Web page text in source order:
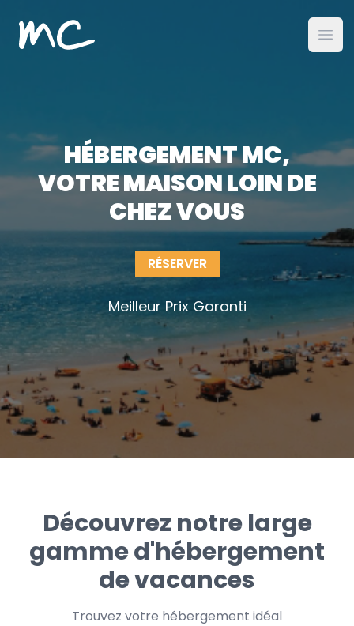
MC Alojamientos
HÉBERGEMENT MC,
VOTRE MAISON LOIN DE
CHEZ VOUS
RÉSERVER
Meilleur Prix Garanti
Découvrez notre large
gamme d'hébergement
de vacances
Trouvez votre hébergement idéal